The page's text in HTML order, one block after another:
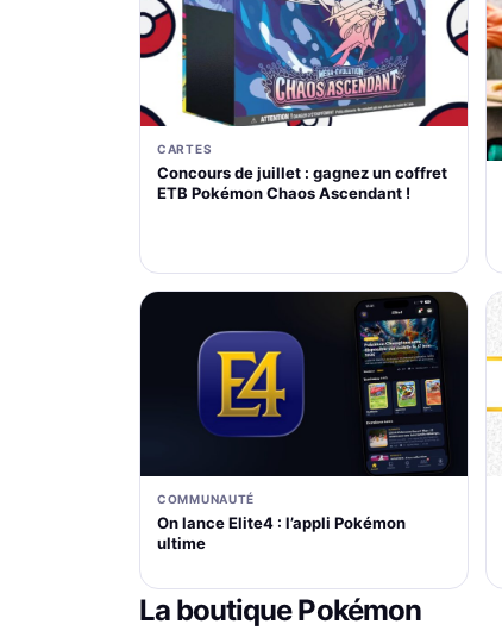
CARTES
Concours de juillet : gagnez un coffret
ETB Pokémon Chaos Ascendant !
COMMUNAUTÉ
On lance Elite4 : l’appli Pokémon
ultime
La boutique Pokémon